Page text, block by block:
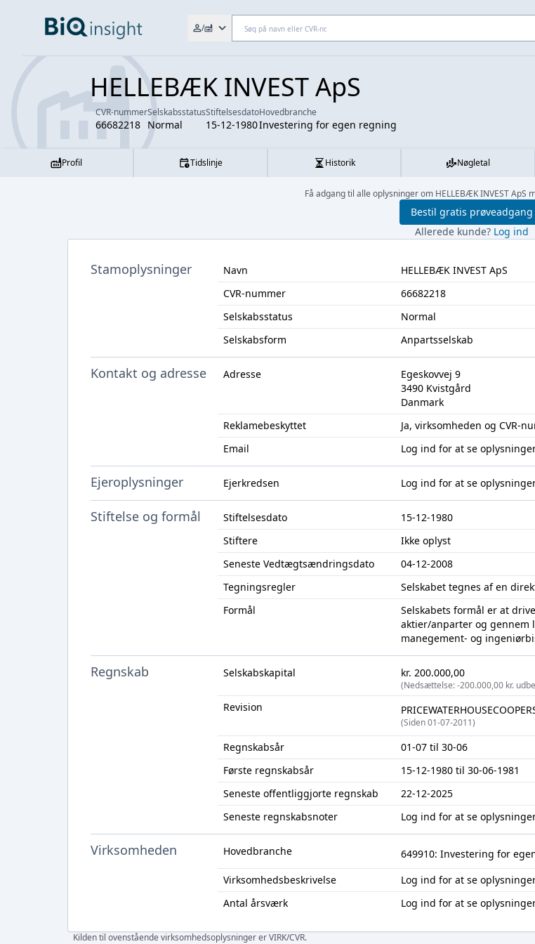
/
HELLEBÆK INVEST ApS
CVR-nummer
66682218
Selskabsstatus
Normal
Stiftelsesdato
15-12-1980
Hovedbranche
Investering for egen regning
Profil Tidslinje Historik Nøgletal
Få adgang til alle oplysninger om HELLEBÆK INVEST ApS
Bestil gratis prøveadgang
Allerede kunde? Log ind
Stamoplysninger Navn
HELLEBÆK INVEST ApS
CVR-nummer
66682218
Selskabsstatus
Normal
Selskabsform
Anpartsselskab
Kontakt og adresse Adresse
Egeskovvej 9
3490 Kvistgård
Danmark
Reklamebeskyttet
Ja, virksomheden og CVR-
Email
Log ind for at se
Ejeroplysninger Ejerkredsen Log ind for at se
Stiftelse og formål Stiftelsesdato
15-12-1980
Stiftere
Ikke oplyst
Seneste Vedtægtsændringsdato
04-12-2008
Tegningsregler
Selskabet tegnes af en
Formål
Selskabets formål er at
aktier/anparter og gennem
manegement- og
Regnskab Selskabskapital kr. 200.000,00
(Nedsættelse: -200.000,00 kr.
Revision
(Siden 01-07-2011)
Regnskabsår
01-07 til 30-06
Første regnskabsår
15-12-1980 til 30-06-1981
Seneste offentliggjorte regnskab
22-12-2025
Seneste regnskabsnoter
Log ind for at se
Virksomheden Hovedbranche
649910: Investering for
Virksomhedsbeskrivelse
Log ind for at se
Antal årsværk
Log ind for at se
Kilden til ovenstående virksomhedsoplysninger er VIRK/CVR.